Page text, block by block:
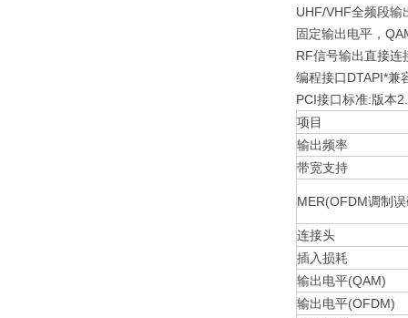
UHF/VHF全频段输
固定输出电平，
RF信号输出直接连
编程接口DTAPI*兼
PCI接口标准:版本
项目
输出频率
带宽支持
MER(OFDM调制
连接头
插入损耗
输出电平(QAM)
输出电平(OFDM)